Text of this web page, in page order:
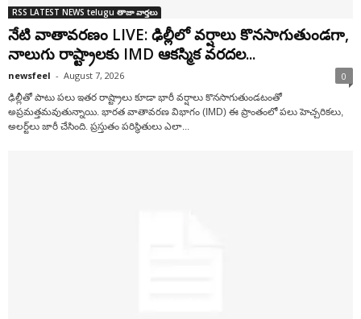
RSS LATEST NEWS telugu తాజా వార్తలు
నేటి వాతావరణం LIVE: ఢిల్లీలో వర్షాలు కొనసాగుతుండగా,
నాలుగు రాష్ట్రాలకు IMD ఆకస్మిక వరదల...
newsfeel - August 7, 2026 0
ఢిల్లీతో పాటు పలు ఇతర రాష్ట్రాలు కూడా భారీ వర్షాలు కొనసాగుతుండటంతో
అప్రమత్తమవుతున్నాయి. భారత వాతావరణ విభాగం (IMD) ఈ ప్రాంతంలో పలు హెచ్చరికలు,
అలర్ట్‌లు జారీ చేసింది. ప్రస్తుతం పరిస్థితులు ఎలా...